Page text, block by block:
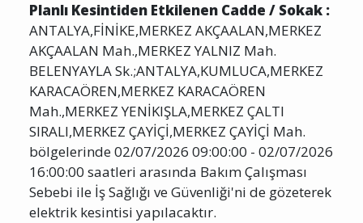
Planlı Kesintiden Etkilenen Cadde / Sokak :
ANTALYA,FİNİKE,MERKEZ AKÇAALAN,MERKEZ
AKÇAALAN Mah.,MERKEZ YALNIZ Mah.
BELENYAYLA Sk.;ANTALYA,KUMLUCA,MERKEZ
KARACAÖREN,MERKEZ KARACAÖREN
Mah.,MERKEZ YENİKIŞLA,MERKEZ ÇALTI
SIRALI,MERKEZ ÇAYİÇİ,MERKEZ ÇAYİÇİ Mah.
bölgelerinde 02/07/2026 09:00:00 - 02/07/2026
16:00:00 saatleri arasında Bakım Çalışması
Sebebi ile İş Sağlığı ve Güvenliği'ni de gözeterek
elektrik kesintisi yapılacaktır.